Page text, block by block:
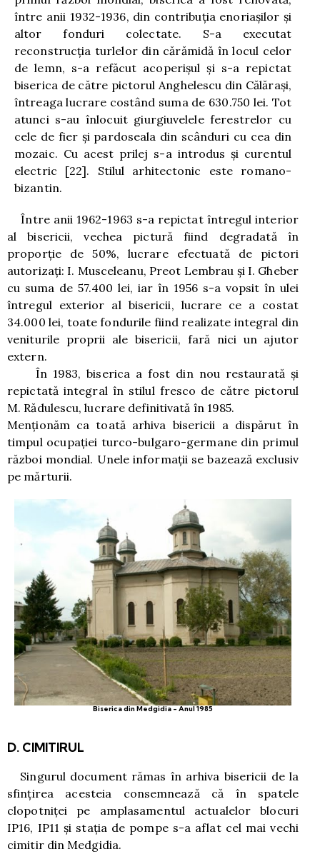
între anii 1932-1936, din contribuţia enoriaşilor şi
altor fonduri colectate. S-a executat
reconstrucţia turlelor din cărămidă în locul celor
de lemn, s-a refăcut acoperişul şi s-a repictat
biserica de către pictorul Anghelescu din Călăraşi,
întreaga lucrare costând suma de 630.750 lei. Tot
atunci s-au înlocuit giurgiuvelele ferestrelor cu
cele de fier şi pardoseala din scânduri cu cea din
mozaic. Cu acest prilej s-a introdus şi curentul
electric [22]. Stilul arhitectonic este romano-
bizantin.
Între anii 1962-1963 s-a repictat întregul interior
al bisericii, vechea pictură fiind degradată în
proporţie de 50%, lucrare efectuată de pictori
autorizaţi: I. Musceleanu, Preot Lembrau şi I. Gheber
cu suma de 57.400 lei, iar în 1956 s-a vopsit în ulei
întregul exterior al bisericii, lucrare ce a costat
34.000 lei, toate fondurile fiind realizate integral din
veniturile proprii ale bisericii, fară nici un ajutor
extern.
În 1983, biserica a fost din nou restaurată şi
repictată integral în stilul fresco de către pictorul
M. Rădulescu, lucrare definitivată în 1985.
Menţionăm ca toată arhiva bisericii a dispărut în
timpul ocupaţiei turco-bulgaro-germane din primul
război mondial. Unele informaţii se bazează exclusiv
pe mărturii.
Biserica din Medgidia - Anul 1985
D. CIMITIRUL
Singurul document rămas în arhiva bisericii de la
sfinţirea acesteia consemnează că în spatele
clopotniţei pe amplasamentul actualelor blocuri
IP16, IP11 şi staţia de pompe s-a aflat cel mai vechi
cimitir din Medgidia.